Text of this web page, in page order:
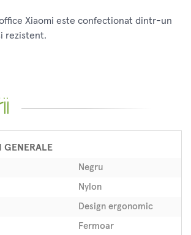
office Xiaomi este confectionat dintr-un
rezistent.
GENERALE
Negru
Nylon
Design ergonomic
Fermoar